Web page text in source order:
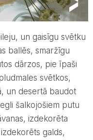
ballēs, smaržīgu
dārzos, pie īpaši
svētkos,
un desertā baudot
šalkojošiem putu
izdekorēta
galds,